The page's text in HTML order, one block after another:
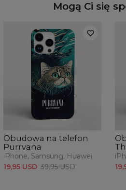
Mogą Ci się
Obudowa na telefon
Purrvana
iPhone, Samsung, Huawei
19,95 USD 39,95 USD